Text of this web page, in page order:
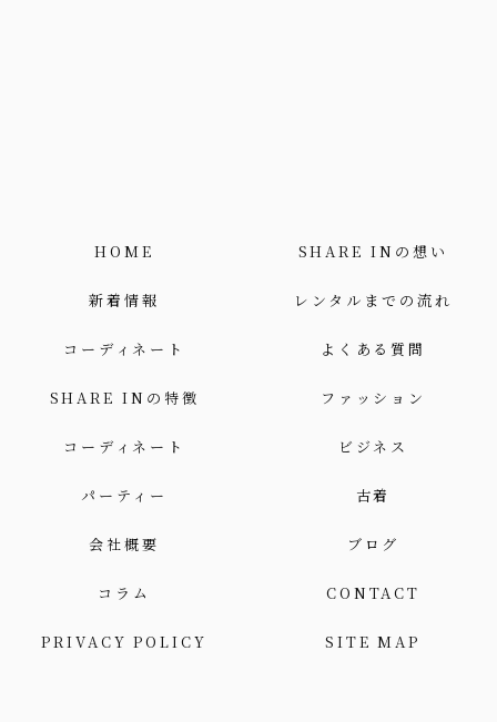
HOME SHARE INの想い
新着情報 レンタルまでの流れ
コーディネート よくある質問
SHARE INの特徴 ファッション
コーディネート ビジネス
パーティー 古着
会社概要 ブログ
コラム CONTACT
PRIVACY POLICY SITE MAP